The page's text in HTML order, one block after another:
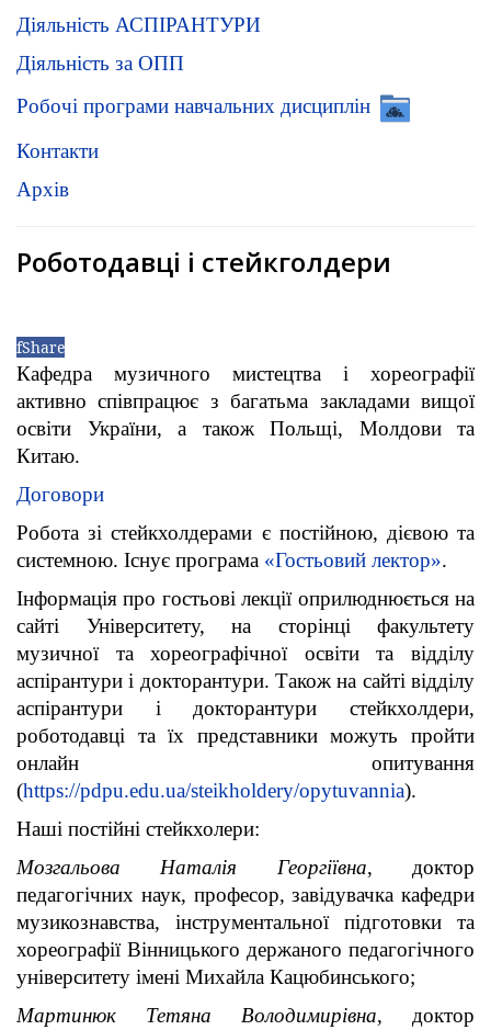
Діяльність АСПІРАНТУРИ
Діяльність за ОПП
Робочі програми навчальних дисциплін
Контакти
Архів
Роботодавці і стейкголдери
fShare
Кафедра музичного мистецтва і хореографії
активно співпрацює з багатьма закладами вищої
освіти України, а також Польщі, Молдови та
Китаю.
Договори
Робота зі стейкхолдерами є постійною, дієвою та
системною. Існує програма «Гостьовий лектор».
Інформація про гостьові лекції оприлюднюється на
сайті Університету, на сторінці факультету
музичної та хореографічної освіти та відділу
аспірантури і докторантури. Також на сайті відділу
аспірантури і докторантури стейкхолдери,
роботодавці та їх представники можуть пройти
онлайн опитування
(https://pdpu.edu.ua/steikholdery/opytuvannia).
Наші постійні стейкхолери:
Мозгальова Наталія Георгіївна, доктор
педагогічних наук, професор, завідувачка кафедри
музикознавства, інструментальної підготовки та
хореографії Вінницького держаного педагогічного
університету імені Михайла Кацюбинського;
Мартинюк Тетяна Володимирівна, доктор